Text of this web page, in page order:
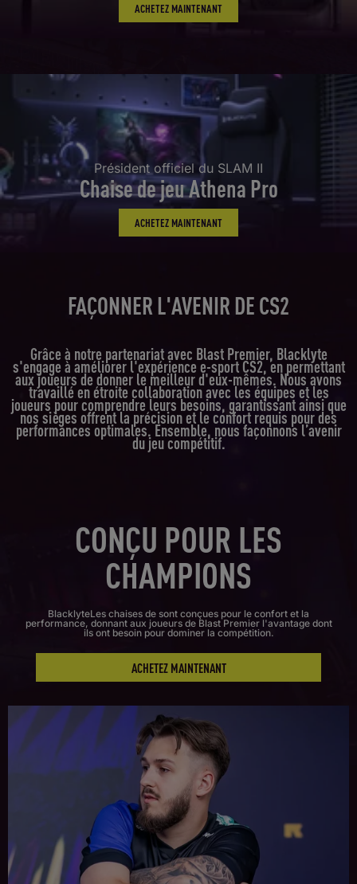
ACHETEZ MAINTENANT
Président officiel du SLAM II
Chaise de jeu Athena Pro
ACHETEZ MAINTENANT
FAÇONNER L'AVENIR DE CS2
Grâce à notre partenariat avec Blast Premier, Blacklyte
s'engage à améliorer l'expérience e-sport CS2, en permettant
aux joueurs de donner le meilleur d'eux-mêmes. Nous avons
travaillé en étroite collaboration avec les équipes et les
joueurs pour comprendre leurs besoins, garantissant ainsi que
nos sièges offrent la précision et le confort requis pour des
performances optimales. Ensemble, nous façonnons l’avenir
du jeu compétitif.
CONÇU POUR LES
CHAMPIONS
BlacklyteLes chaises de sont conçues pour le confort et la
performance, donnant aux joueurs de Blast Premier l'avantage dont
ils ont besoin pour dominer la compétition.
ACHETEZ MAINTENANT